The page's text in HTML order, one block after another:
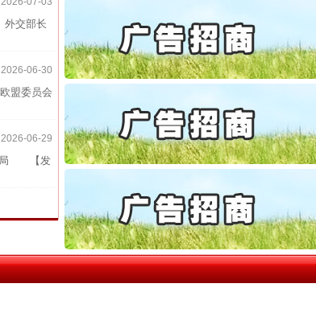
交部长
2026-06-30
盟委员会
2026-06-29
局 【发
中方对6家美国实体采取反制措..
中国发起首例对外贸易国家安全..
官方通报西安赛格商场坠亡事件
最高检抗诉的疑难复杂刑事案件
事故致5死1伤，四川省安委会挂..
四川10家县级农商行获批解散
闻令而动明方向 靶向攻坚提质..
行业协会接连发公告
执行局长被指低俗骚扰女当事人
上半年处分纪检监察干部1535人
把老百姓关切的事一件一件办好